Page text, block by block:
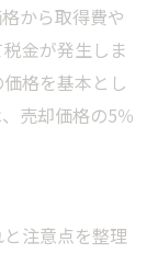
から取得費や
金が発生しま
格を基本とし
売却価格の5％
注意点を整理